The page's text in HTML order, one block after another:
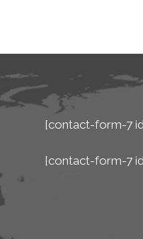
[contact-form-7
[contact-form-7